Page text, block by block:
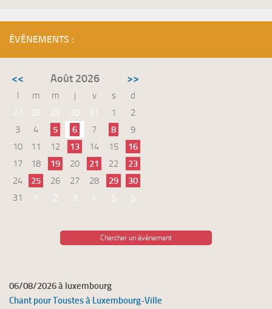
ÉVÉNEMENTS :
<< Août 2026 >>
l m m j v s
d
27
28 29 30 31 1
2
3
4 5 6 7 8
9
10
11 12 13 14 15
16
17
18 19 20 21 22
23
24
25 26 27 28 29
30
31
1 2 3 4 5 6
Chercher un événement
06/08/2026 à luxembourg
Chant pour Toustes à Luxembourg-Ville